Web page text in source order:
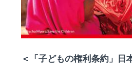
＜「子どもの権利条約」日